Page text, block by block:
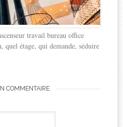
travail bureau office
quel étage, qui demande, séduire
COMMENTAIRE